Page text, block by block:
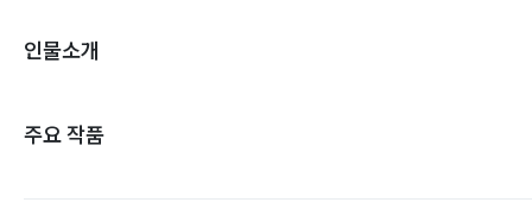
인물소개
주요 작품